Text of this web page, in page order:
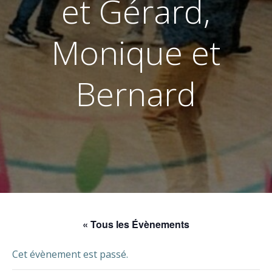
et Gérard,
Monique et
Bernard
« Tous les Évènements
Cet évènement est passé.